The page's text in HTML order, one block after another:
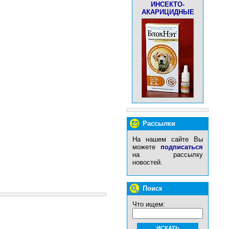
ИНСЕКТО-
АКАРИЦИДНЫЕ
Рассылки
На нашем сайте Вы
можете подписаться
на рассылку
новостей.
Поиск
Что ищем: